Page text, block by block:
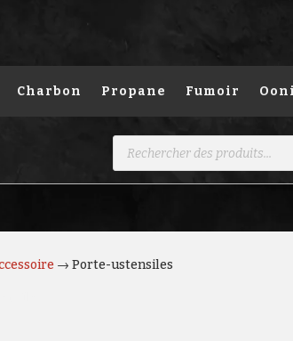
Charbon Propane Fumoir Ooni
Recherche
→ Porte-ustensiles